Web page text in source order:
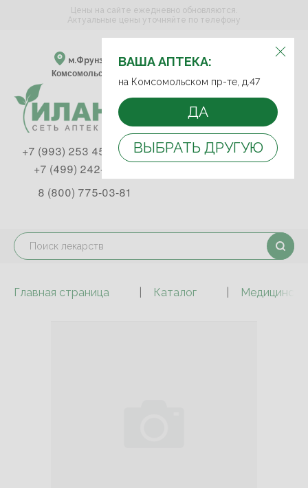
ВЫБЕРИТЕ АПТЕКУ:
м.Фрунзенская м.Спортивная
Комсомольский пр-т, д. 47
ВАША АПТЕКА:
на Комсомольском пр-те, д.47
ДА
ВЫБРАТЬ ДРУГУЮ
Цены на сайте ежедневно обновляются.
Актуальные цены уточняйте по телефону
+7 (993) 253 45 93
+7 (499) 242-90-85
8 (800) 775-03-81
Главная страница Каталог